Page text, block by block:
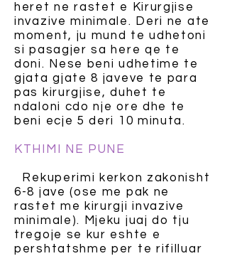
heret ne rastet e Kirurgjise
invazive minimale. Deri ne ate
moment, ju mund te udhetoni
si pasagjer sa here qe te
doni. Nese beni udhetime te
gjata gjate 8 javeve te para
pas kirurgjise, duhet te
ndaloni cdo nje ore dhe te
beni ecje 5 deri 10 minuta.
KTHIMI NE PUNE
Rekuperimi kerkon zakonisht
6-8 jave (ose me pak ne
rastet me kirurgji invazive
minimale). Mjeku juaj do tju
tregoje se kur eshte e
pershtatshme per te rifilluar